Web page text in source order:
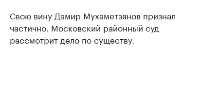
Свою вину Дамир Мухаметзянов признал
частично. Московский районный суд
рассмотрит дело по существу.